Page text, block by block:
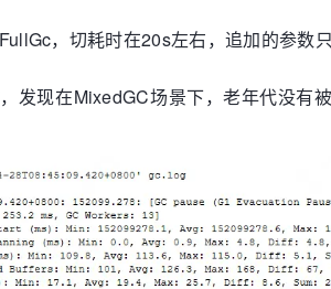
，切耗时在20s左右，追加的参数
发现在MixedGC场景下，老年代没有